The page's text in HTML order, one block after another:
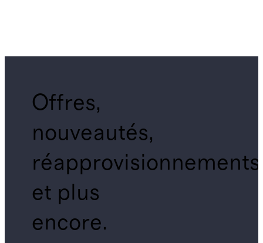
Offres,
nouveautés,
réapprovisionnements
et plus
encore.